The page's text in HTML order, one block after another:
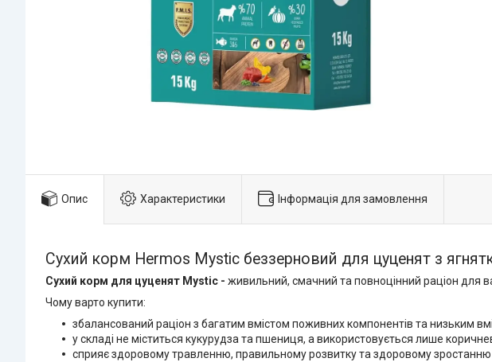
Опис Характеристики Інформація для замовлення
Сухий корм Hermos Mystic беззерновий для цуценят з
Сухий корм для цуценят Mystic - живильний, смачний та повноцінний раціон для
Чому варто купити:
збалансований раціон з багатим вмістом поживних компонентів та низьким
у складі не міститься кукурудза та пшениця, а використовується лише
сприяє здоровому травленню, правильному розвитку та здоровому